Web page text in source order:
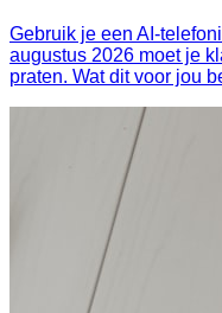
Gebruik je een AI-
augustus 2026 moet je
praten. Wat dit voor jou